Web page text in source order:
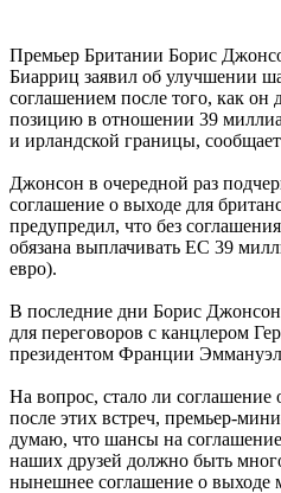
Премьер Британии Борис
Биарриц заявил об улучшении
соглашением после того, как он
позицию в отношении 39
и ирландской границы,
Джонсон в очередной раз
соглашение о выходе для
предупредил, что без
обязана выплачивать ЕС 39
евро).
В последние дни Борис
для переговоров с канцлером
президентом Франции
На вопрос, стало ли
после этих встреч, премьер-
думаю, что шансы на
наших друзей должно быть
нынешнее соглашение о выходе